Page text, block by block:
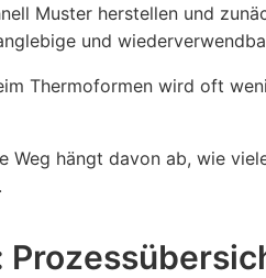
Muster herstellen und
und
Thermoformen wird oft
Weg hängt davon ab, wie